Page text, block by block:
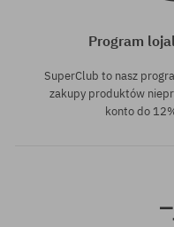
Program
SuperClub to nasz
zakupy produktów
konto do